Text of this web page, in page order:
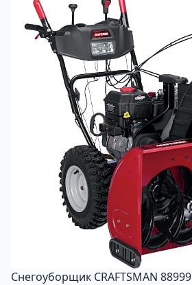
Снегоуборщик CRAFTSMAN 88999